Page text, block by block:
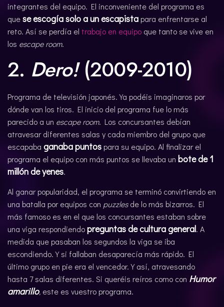
integrantes del equipo. El inconveniente del programa es
quese escogía solo a un escapistapara enfrentarse al
reto. Así se perdía el trabajo en equipo que tanto se vive en
los escape room.
2. Dero!(2009-2010)
Programa de televisión japonés. Ya podéis imaginaros por
dónde van los tiros. El inicio del programa fue lo más
parecido a un escape room. Los concursantes debían
atravesar diferentes salas y cada miembro del grupo que
escapaba ganaba puntospara su equipo. Al finalizar el
programa el equipo con más puntos se llevaba un bote de 1
millón de yenes.
Al ganar popularidad, el programa se terminó convirtiendo en
una batalla por equipos con puzzlesde lo más bizarros. El
más famoso es en el que los concursantes estaban sobre
una viga respondiendopreguntas de cultura general. A
medida que pasaban los segundos la viga se iba
escondiendo. Y si fallaban desaparecía más rápido. El
último grupo en pie era el vencedor. Y así, atravesando
hasta 7 salas diferentes. Si queréis reíros como con Humor
amarillo, este es vuestro programa.